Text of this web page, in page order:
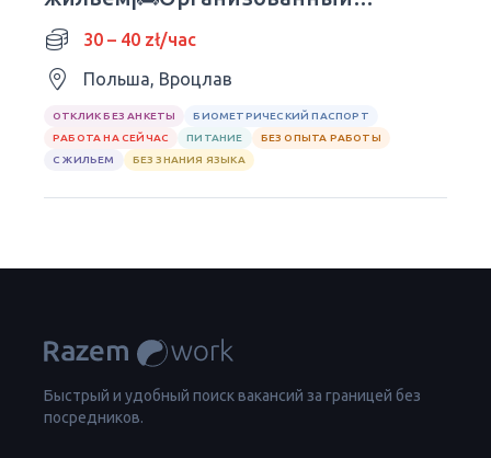
доезд за работу
30 – 40 zł/час
Польша, Вроцлав
ОТКЛИК БЕЗ АНКЕТЫ
БИОМЕТРИЧЕСКИЙ ПАСПОРТ
РАБОТА НА СЕЙЧАС
ПИТАНИЕ
БЕЗ ОПЫТА РАБОТЫ
С ЖИЛЬЕМ
БЕЗ ЗНАНИЯ ЯЗЫКА
Быстрый и удобный поиск вакансий за границей без
посредников.